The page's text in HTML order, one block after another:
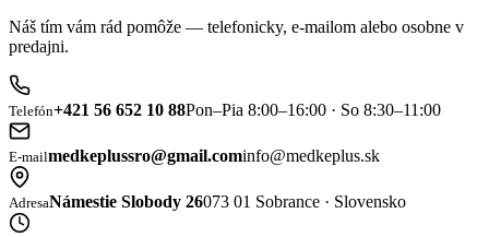
Náš tím vám rád pomôže — telefonicky, e-mailom alebo osobne v
predajni.
Telefón+421 56 652 10 88Pon–Pia 8:00–16:00 · So 8:30–11:00
E-mailmedkeplussro@gmail.cominfo@medkeplus.sk
AdresaNámestie Slobody 26073 01 Sobrance · Slovensko